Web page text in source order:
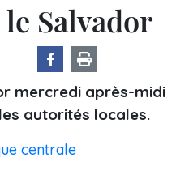
Salvador
mercredi après-midi
autorités locales.
centrale